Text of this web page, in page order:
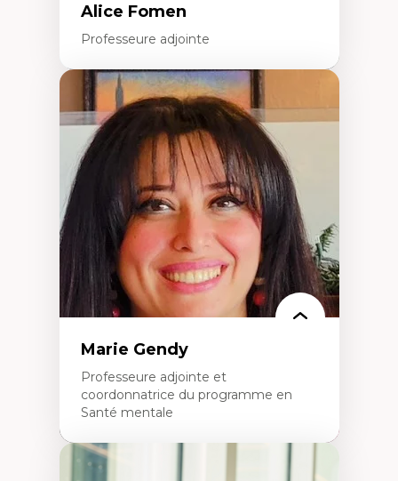
Alice Fomen
Professeure adjointe
Expertises
Acceptabilité, acceptation et adoption des
technologies
Technologies d'apprentissage innovantes
Insertion professionnelle du nouveau
personnel enseignant
Construction identitaire en milieu
minoritaire francophone
Technologies éducatives pour la formation
continue
Marie Gendy
Professeure adjointe et
coordonnatrice du programme en
Santé mentale
Expertises